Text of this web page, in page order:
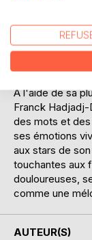
la séparation
d'un ensemble
À l'aide de sa
Franck
des mots et
ses émotions
aux stars de
touchantes aux
douloureuses,
comme une
AUTEUR(S)